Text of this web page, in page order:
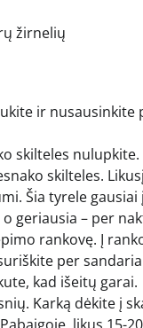
žirnelių
ir
skilteles
skilteles.
Šia tyrele
geriausia – per
rankovę. Į
per
kad išeitų garai.
Karką dėkite į